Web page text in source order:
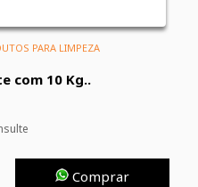
PARA LIMPEZA
com 10 Kg..
Comprar